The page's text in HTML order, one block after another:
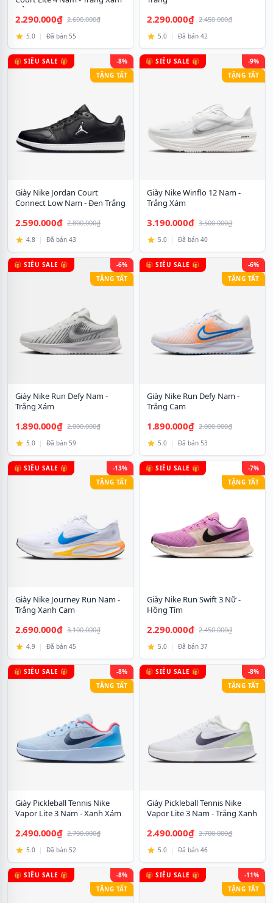
Đỏ
2.290.000₫ 2.600.000₫
5.0 | Đã bán 55
2.290.000₫ 2.450.000₫
5.0 | Đã bán 42
🎁 SIÊU SALE 🎁
-8%
TẶNG TẤT
Giày Nike Jordan Court
Connect Low Nam - Đen Trắng
2.590.000₫ 2.800.000₫
4.8 | Đã bán 43
🎁 SIÊU SALE 🎁
-9%
TẶNG TẤT
Giày Nike Winflo 12 Nam -
Trắng Xám
3.190.000₫ 3.500.000₫
5.0 | Đã bán 40
🎁 SIÊU SALE 🎁
-6%
TẶNG TẤT
Giày Nike Run Defy Nam -
Trắng Xám
1.890.000₫ 2.000.000₫
5.0 | Đã bán 59
🎁 SIÊU SALE 🎁
-6%
TẶNG TẤT
Giày Nike Run Defy Nam -
Trắng Cam
1.890.000₫ 2.000.000₫
5.0 | Đã bán 53
🎁 SIÊU SALE 🎁
-13%
TẶNG TẤT
Giày Nike Journey Run Nam -
Trắng Xanh Cam
2.690.000₫ 3.100.000₫
4.9 | Đã bán 45
🎁 SIÊU SALE 🎁
-7%
TẶNG TẤT
Giày Nike Run Swift 3 Nữ -
Hồng Tím
2.290.000₫ 2.450.000₫
5.0 | Đã bán 37
🎁 SIÊU SALE 🎁
-8%
TẶNG TẤT
Giày Pickleball Tennis Nike
Vapor Lite 3 Nam - Xanh Xám
2.490.000₫ 2.700.000₫
5.0 | Đã bán 52
🎁 SIÊU SALE 🎁
-8%
TẶNG TẤT
Giày Pickleball Tennis Nike
Vapor Lite 3 Nam - Trắng Xanh
2.490.000₫ 2.700.000₫
5.0 | Đã bán 46
🎁 SIÊU SALE 🎁
-8%
TẶNG TẤT
🎁 SIÊU SALE 🎁
-11%
TẶNG TẤT